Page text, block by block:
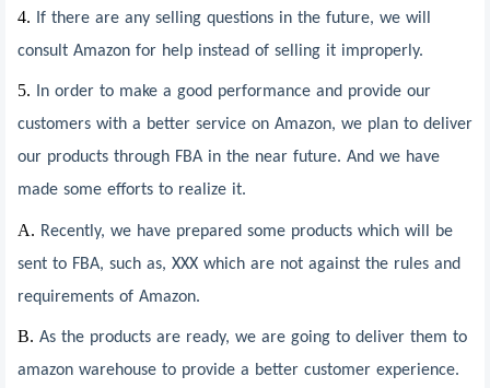
4.
If there are any selling questions in the future, we will
consult Amazon for help instead of selling it improperly.
5.
In order to make a good performance and provide our
customers with a better service on Amazon, we plan to deliver
our products through FBA in the near future. And we have
made some efforts to realize it.
A. Recently, we have prepared some products which will be
sent to FBA, such as, XXX which are not against the rules and
requirements of Amazon.
B. As the products are ready, we are going to deliver them to
amazon warehouse to provide a better customer experience.